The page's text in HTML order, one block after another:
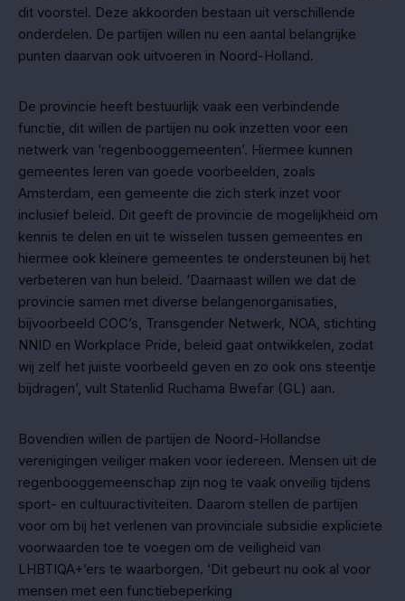
dit voorstel. Deze akkoorden bestaan uit verschillende
onderdelen. De partijen willen nu een aantal belangrijke
punten daarvan ook uitvoeren in Noord-Holland.
De provincie heeft bestuurlijk vaak een verbindende
functie, dit willen de partijen nu ook inzetten voor een
netwerk van ‘regenbooggemeenten’. Hiermee kunnen
gemeentes leren van goede voorbeelden, zoals
Amsterdam, een gemeente die zich sterk inzet voor
inclusief beleid. Dit geeft de provincie de mogelijkheid om
kennis te delen en uit te wisselen tussen gemeentes en
hiermee ook kleinere gemeentes te ondersteunen bij het
verbeteren van hun beleid. ‘Daarnaast willen we dat de
provincie samen met diverse belangenorganisaties,
bijvoorbeeld COC’s, Transgender Netwerk, NOA, stichting
NNID en Workplace Pride, beleid gaat ontwikkelen, zodat
wij zelf het juiste voorbeeld geven en zo ook ons steentje
bijdragen’, vult Statenlid Ruchama Bwefar (GL) aan.
Bovendien willen de partijen de Noord-Hollandse
verenigingen veiliger maken voor iedereen. Mensen uit de
regenbooggemeenschap zijn nog te vaak onveilig tijdens
sport- en cultuuractiviteiten. Daarom stellen de partijen
voor om bij het verlenen van provinciale subsidie expliciete
voorwaarden toe te voegen om de veiligheid van
LHBTIQA+’ers te waarborgen. ‘Dit gebeurt nu ook al voor
mensen met een functiebeperking